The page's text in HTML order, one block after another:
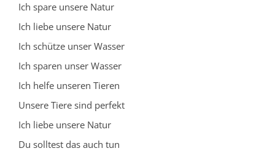
Ich spare unsere Natur
Ich liebe unsere Natur
Ich schütze unser Wasser
Ich sparen unser Wasser
Ich helfe unseren Tieren
Unsere Tiere sind perfekt
Ich liebe unsere Natur
Du solltest das auch tun